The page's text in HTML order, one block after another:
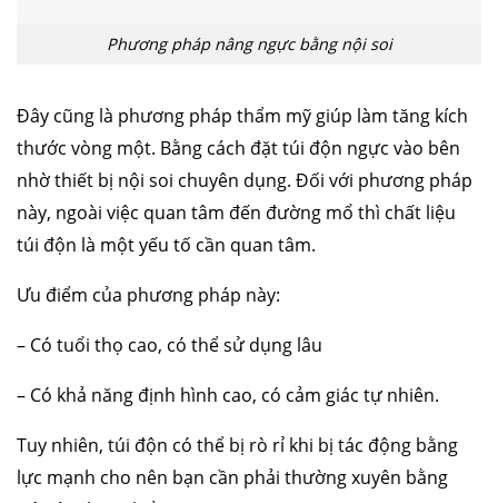
Phương pháp nâng ngực bằng nội soi
Đây cũng là phương pháp thẩm mỹ giúp làm tăng kích
thước vòng một. Bằng cách đặt túi độn ngực vào bên
nhờ thiết bị nội soi chuyên dụng. Đối với phương pháp
này, ngoài việc quan tâm đến đường mổ thì chất liệu
túi độn là một yếu tố cần quan tâm.
Ưu điểm của phương pháp này:
– Có tuổi thọ cao, có thể sử dụng lâu
– Có khả năng định hình cao, có cảm giác tự nhiên.
Tuy nhiên, túi độn có thể bị rò rỉ khi bị tác động bằng
lực mạnh cho nên bạn cần phải thường xuyên bằng